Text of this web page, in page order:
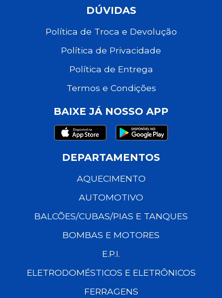
DÚVIDAS
Política de Troca e Devolução
Política de Privacidade
Política de Entrega
Termos e Condições
BAIXE JÁ NOSSO APP
DEPARTAMENTOS
AQUECIMENTO
AUTOMOTIVO
BALCÕES/CUBAS/PIAS E TANQUES
BOMBAS E MOTORES
E.P.I.
ELETRODOMÉSTICOS E ELETRÔNICOS
FERRAGENS